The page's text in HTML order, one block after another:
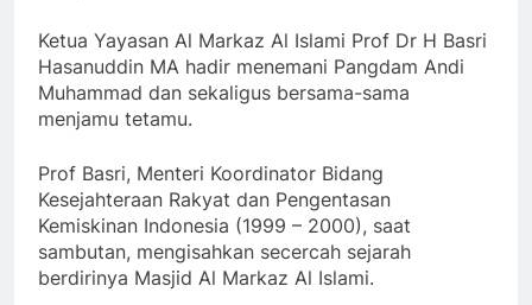
Ketua Yayasan Al Markaz Al Islami Prof Dr H Basri
Hasanuddin MA hadir menemani Pangdam Andi
Muhammad dan sekaligus bersama-sama
menjamu tetamu.
Prof Basri, Menteri Koordinator Bidang
Kesejahteraan Rakyat dan Pengentasan
Kemiskinan Indonesia (1999 – 2000), saat
sambutan, mengisahkan secercah sejarah
berdirinya Masjid Al Markaz Al Islami.